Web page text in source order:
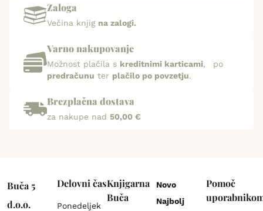
Zaloga
Večina knjig na zalogi.
Varno nakupovanje
Možnost plačila s kreditnimi karticami, po
predračunu ter plačilo po povzetju.
Brezplačna dostava
za nakupe nad 50,00 €
Buča 5
d.o.o.
Delovni čas
Ponedeljek
Knjigarna
Buča
Novo
Najbolj
Pomoč